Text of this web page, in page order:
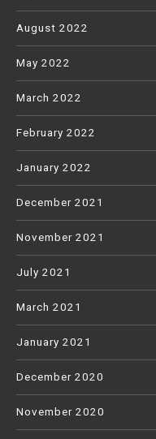
August 2022
May 2022
March 2022
February 2022
January 2022
December 2021
November 2021
July 2021
March 2021
January 2021
December 2020
November 2020